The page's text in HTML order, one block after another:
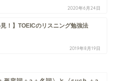
2020年6月24日
見！】TOEICのリスニング勉強法
2019年8月19日